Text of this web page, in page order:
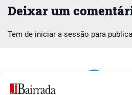
Deixar um
Tem de iniciar a sessão para